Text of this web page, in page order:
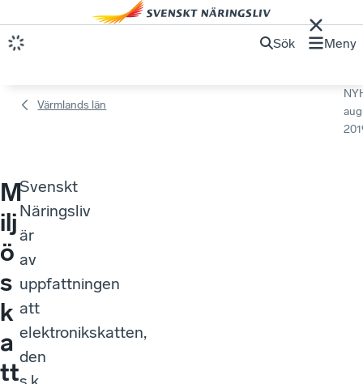
Sök Meny
Värmlands län
M
ilj
ö
s
k
a
tt
Svenskt
Näringsliv
är
av
uppfattningen
att
elektronikskatten,
den